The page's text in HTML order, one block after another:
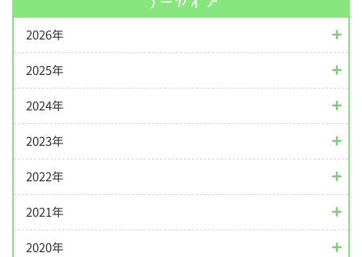
2026年
2025年
2024年
2023年
2022年
2021年
2020年